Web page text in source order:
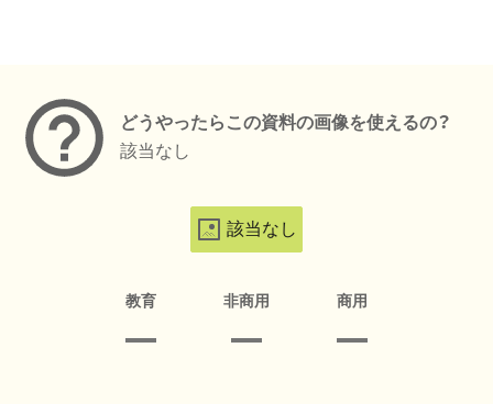
どうやったらこの資料の画像を使えるの？
該当なし
該当なし
教育 非商用 商用